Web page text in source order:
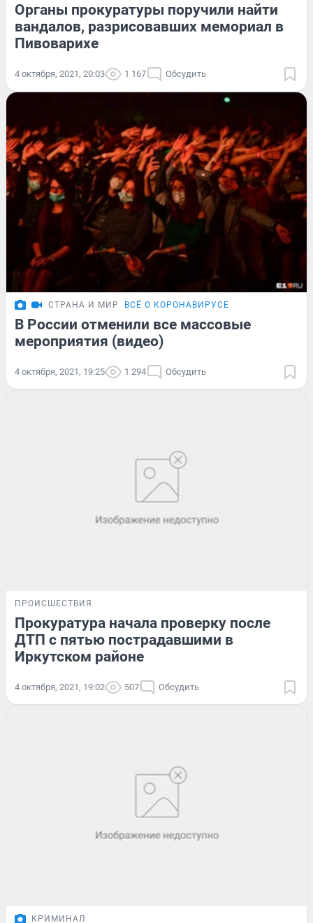
Органы прокуратуры поручили найти
вандалов, разрисовавших мемориал в
Пивоварихе
4 октября, 2021, 20:03 1 167 Обсудить
СТРАНА И МИР ВСЁ О КОРОНАВИРУСЕ
В России отменили все массовые
мероприятия (видео)
4 октября, 2021, 19:25 1 294 Обсудить
ПРОИСШЕСТВИЯ
Прокуратура начала проверку после
ДТП с пятью пострадавшими в
Иркутском районе
4 октября, 2021, 19:02 507 Обсудить
КРИМИНАЛ